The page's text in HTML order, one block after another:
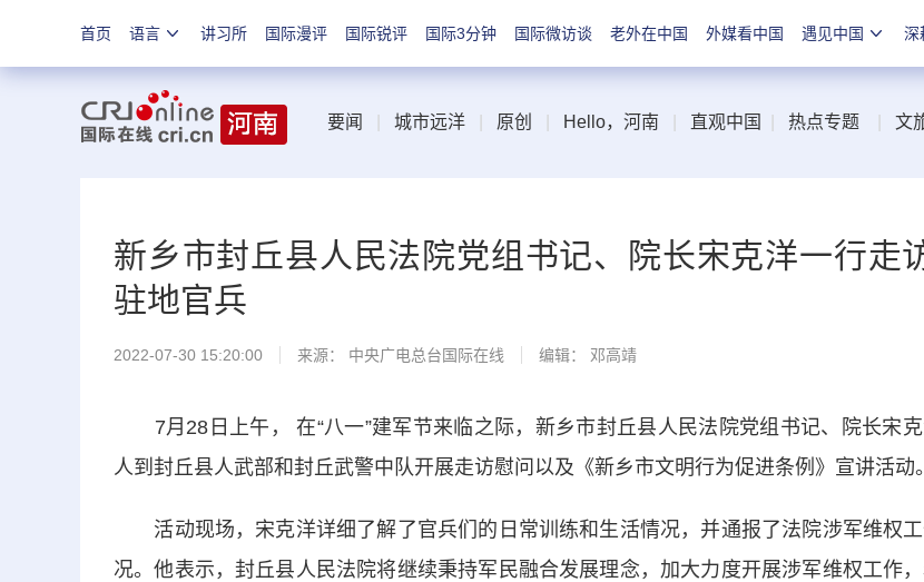
首页 语言 讲习所 国际漫评 国际锐评 国际3分钟 国际微访谈 老外在中国 外媒看中国 遇见中国 深
要闻 城市远洋 原创 Hello，河南 直观中国 热点专题 文
新乡市封丘县人民法院党组书记、院长宋克洋一行走
驻地官兵
2022-07-30 15:20:00 来源： 中央广电总台国际在线 编辑： 邓高靖
7月28日上午， 在“八一”建军节来临之际，新乡市封丘县人民法院党组书记、院长宋
人到封丘县人武部和封丘武警中队开展走访慰问以及《新乡市文明行为促进条例》宣讲活动
活动现场，宋克洋详细了解了官兵们的日常训练和生活情况，并通报了法院涉军维权
况。他表示，封丘县人民法院将继续秉持军民融合发展理念，加大力度开展涉军维权工作